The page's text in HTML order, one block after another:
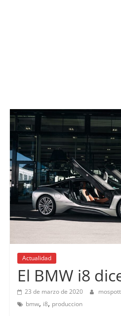
Actualidad
El BMW i8
23 de marzo de 2020
bmw, i8, produccion